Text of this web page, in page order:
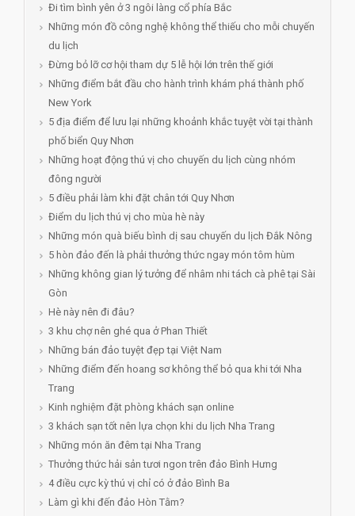
Đi tìm bình yên ở 3 ngôi làng cổ phía Bắc
Những món đồ công nghệ không thể thiếu cho mỗi chuyến
du lịch
Đừng bỏ lỡ cơ hội tham dự 5 lễ hội lớn trên thế giới
Những điểm bắt đầu cho hành trình khám phá thành phố
New York
5 địa điểm để lưu lại những khoảnh khắc tuyệt vời tại thành
phố biển Quy Nhơn
Những hoạt động thú vị cho chuyến du lịch cùng nhóm
đông người
5 điều phải làm khi đặt chân tới Quy Nhơn
Điểm du lịch thú vị cho mùa hè này
Những món quà biếu bình dị sau chuyến du lịch Đắk Nông
5 hòn đảo đến là phải thưởng thức ngay món tôm hùm
Những không gian lý tưởng để nhâm nhi tách cà phê tại Sài
Gòn
Hè này nên đi đâu?
3 khu chợ nên ghé qua ở Phan Thiết
Những bán đảo tuyệt đẹp tại Việt Nam
Những điểm đến hoang sơ không thể bỏ qua khi tới Nha
Trang
Kinh nghiệm đặt phòng khách sạn online
3 khách sạn tốt nên lựa chọn khi du lịch Nha Trang
Những món ăn đêm tại Nha Trang
Thưởng thức hải sản tươi ngon trên đảo Bình Hưng
4 điều cực kỳ thú vị chỉ có ở đảo Bình Ba
Làm gì khi đến đảo Hòn Tằm?